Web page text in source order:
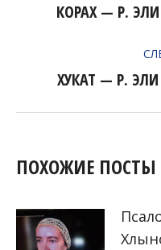
КОРАХ — Р. ЭЛИ
ХУКАТ — Р. ЭЛИ
ПОХОЖИЕ ПОСТЫ